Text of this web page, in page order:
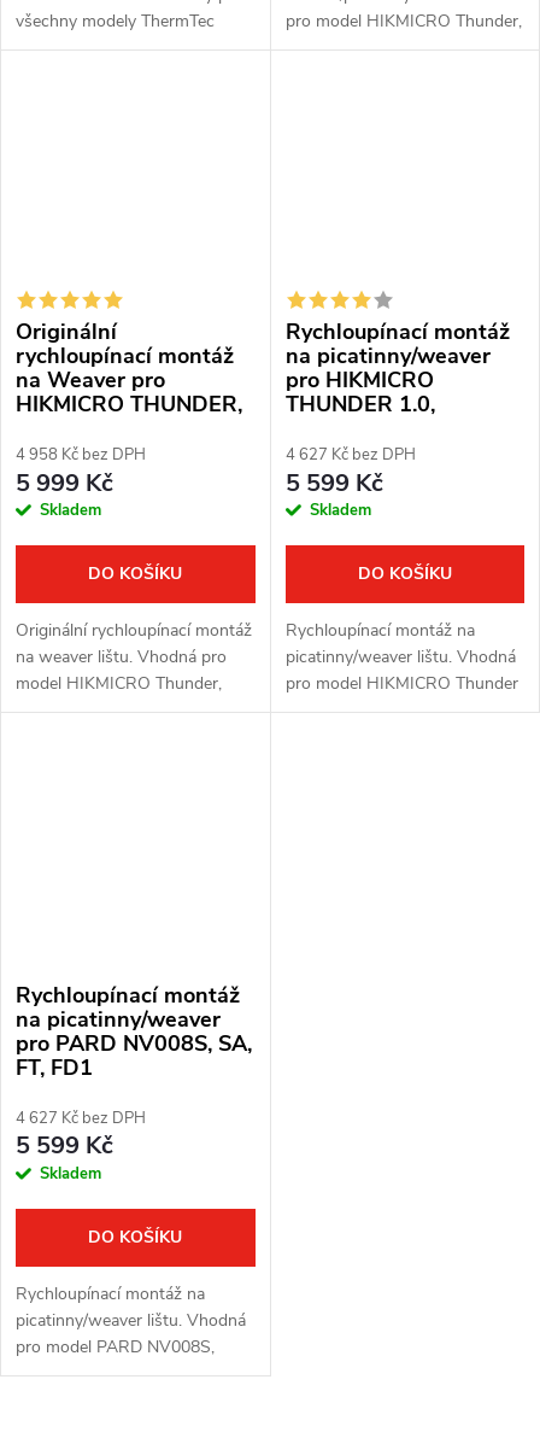
všechny modely ThermTec
Vidar.
pro model HIKMICRO Thunder,
Panther 1.0, 2.0 a Cheetah.
Originální
rychloupínací montáž
na Weaver pro
HIKMICRO THUNDER,
CHEETAH
4 958 Kč bez DPH
5 999 Kč
Skladem
DO KOŠÍKU
Originální rychloupínací montáž
na weaver lištu. Vhodná pro
model HIKMICRO Thunder,
Thunder 2.0, Panther 1.0, 2.0 a
Rychloupínací montáž
na picatinny/weaver
pro HIKMICRO
THUNDER 1.0,
4 627 Kč bez DPH
5 599 Kč
Skladem
DO KOŠÍKU
Rychloupínací montáž na
picatinny/weaver lištu. Vhodná
pro model HIKMICRO Thunder
1.0, Panther 1.0, 2.0. Ocelová
Rychloupínací montáž
na picatinny/weaver
pro PARD NV008S, SA,
FT, FD1
4 627 Kč bez DPH
5 599 Kč
Skladem
DO KOŠÍKU
Rychloupínací montáž na
picatinny/weaver lištu. Vhodná
pro model PARD NV008S,
NV008SP2, SA, FT a FD1.